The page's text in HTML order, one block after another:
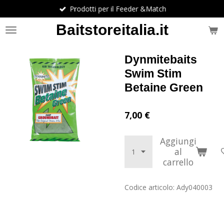
al
contenuto
Baitstoreitalia.it
Prodotti per il Feeder &Match
Dynmitebaits
Swim Stim
Betaine Green
7,00 €
Aggiungi
al
carrello
Codice articolo: Ady040003